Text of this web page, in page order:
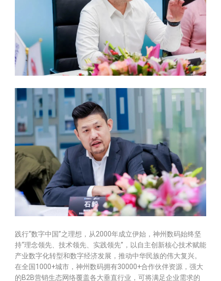
践行“数字中国”之理想，从2000年成立伊始，神州数码始终坚
持“理念领先、技术领先、实践领先”，以自主创新核心技术赋能
产业数字化转型和数字经济发展，推动中华民族的伟大复兴。
在全国1000+城市，神州数码拥有30000+合作伙伴资源，强大
的B2B营销生态网络覆盖各大垂直行业，可将满足企业需求的